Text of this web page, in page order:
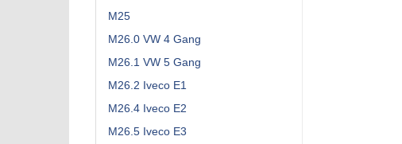
M25
M26.0 VW 4 Gang
M26.1 VW 5 Gang
M26.2 Iveco E1
M26.4 Iveco E2
M26.5 Iveco E3